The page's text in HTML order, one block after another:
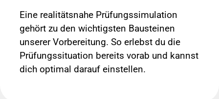
Eine realitätsnahe Prüfungssimulation
gehört zu den wichtigsten Bausteinen
unserer Vorbereitung. So erlebst du die
Prüfungssituation bereits vorab und kannst
dich optimal darauf einstellen.